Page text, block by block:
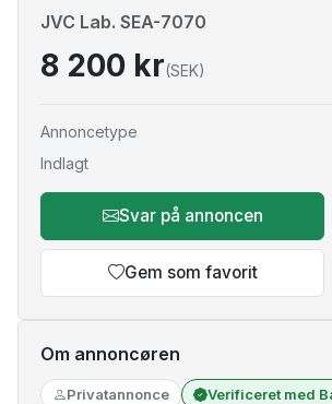
JVC Lab. SEA-7070
8 200 kr(SEK)
Annoncetype
Indlagt
Svar på annoncen
Gem som favorit
Om annoncøren
Privatannonce Verificeret med